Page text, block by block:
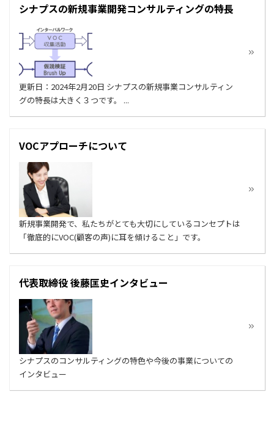
シナプスの新規事業開発コンサルティングの特長
更新日：2024年2月20日 シナプスの新規事業コンサルティン
グの特長は大きく３つです。 ...
VOCアプローチについて
新規事業開発で、私たちがとても大切にしているコンセプトは
「徹底的にVOC(顧客の声)に耳を傾けること」です。
代表取締役 後藤匡史インタビュー
シナプスのコンサルティングの特色や今後の事業についての
インタビュー